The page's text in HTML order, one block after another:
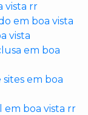
vista rr
em boa vista
vista
em boa
em boa
em boa vista rr